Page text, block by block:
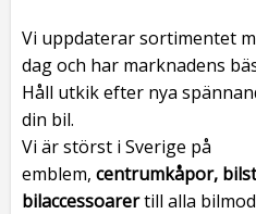
Vi uppdaterar sortimentet
dag och har marknadens
Håll utkik efter nya
din bil.
Vi är störst i Sverige på
emblem, centrumkåpor,
bilaccessoarertill alla